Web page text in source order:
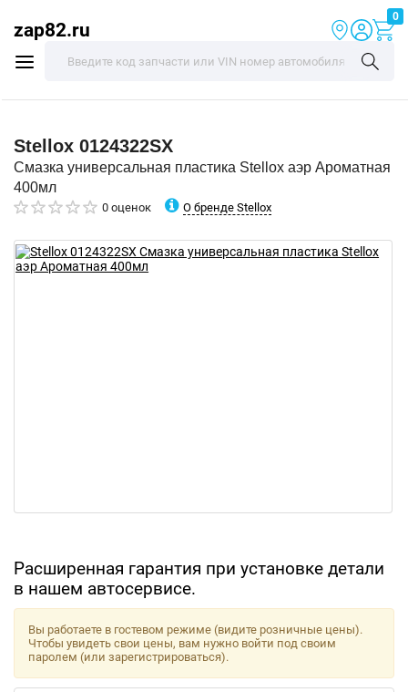
zap82.ru
0
Stellox 0124322SX
Смазка универсальная пластика Stellox аэр Ароматная
400мл
0 оценок О бренде Stellox
Расширенная гарантия при установке детали
в нашем автосервисе.
Вы работаете в гостевом режиме (видите розничные цены).
Чтобы увидеть свои цены, вам нужно войти под своим
паролем (или зарегистрироваться).